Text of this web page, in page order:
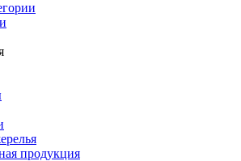
продукция